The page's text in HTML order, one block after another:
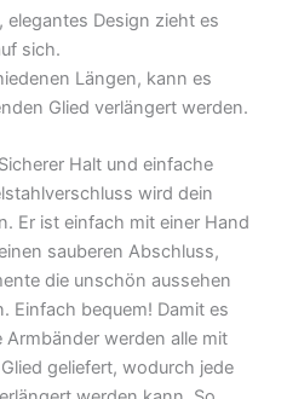
elegantes Design zieht es
sich.
Längen, kann es
Glied verlängert werden.
Halt und einfache
wird dein
Er ist einfach mit einer Hand
sauberen Abschluss,
die unschön aussehen
Einfach bequem! Damit es
werden alle mit
geliefert, wodurch jede